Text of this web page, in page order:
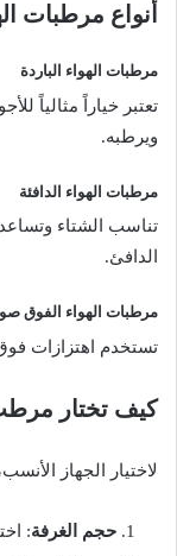
أنواع مرطبات
مرطبات الهواء الباردة
تعتبر خياراً مثالياً
ويرطبه.
مرطبات الهواء الدافئة
تناسب الشتاء
الدافئ.
مرطبات الهواء الفوق
تستخدم اهتزازات
كيف تختار
لاختيار الجهاز
حجم الغرفة: